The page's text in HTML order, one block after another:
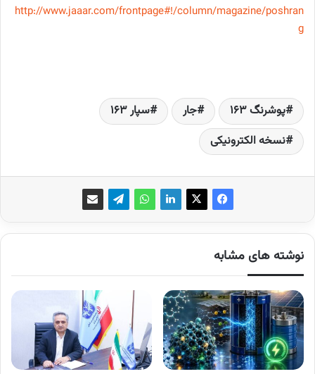
http://www.jaaar.com/frontpage#!/column/magazine/poshran
g
پوشرنگ 163 جار
سپار 163
نسخه الکترونیکی
نوشته های مشابه